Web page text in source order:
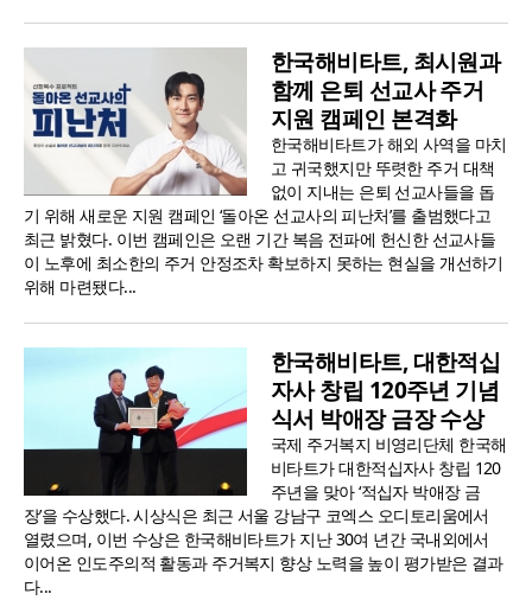
한국해비타트, 최시원과
함께 은퇴 선교사 주거
지원 캠페인 본격화
한국해비타트가 해외 사역을 마치
고 귀국했지만 뚜렷한 주거 대책
없이 지내는 은퇴 선교사들을 돕
기 위해 새로운 지원 캠페인 ‘돌아온 선교사의 피난처’를 출범했다고
최근 밝혔다. 이번 캠페인은 오랜 기간 복음 전파에 헌신한 선교사들
이 노후에 최소한의 주거 안정조차 확보하지 못하는 현실을 개선하기
위해 마련됐다...
한국해비타트, 대한적십
자사 창립 120주년 기념
식서 박애장 금장 수상
국제 주거복지 비영리단체 한국해
비타트가 대한적십자사 창립 120
주년을 맞아 ‘적십자 박애장 금
장’을 수상했다. 시상식은 최근 서울 강남구 코엑스 오디토리움에서
열렸으며, 이번 수상은 한국해비타트가 지난 30여 년간 국내외에서
이어온 인도주의적 활동과 주거복지 향상 노력을 높이 평가받은 결과
다...